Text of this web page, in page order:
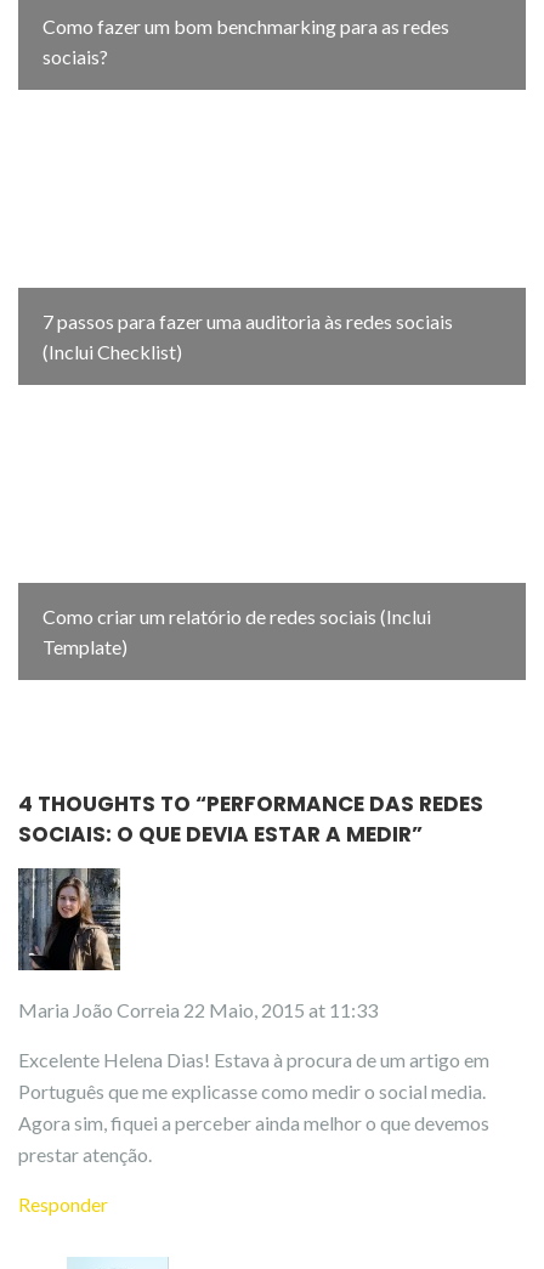
Como fazer um bom benchmarking para as redes
sociais?
7 passos para fazer uma auditoria às redes sociais
(Inclui Checklist)
Como criar um relatório de redes sociais (Inclui
Template)
4 THOUGHTS TO “PERFORMANCE DAS REDES
SOCIAIS: O QUE DEVIA ESTAR A MEDIR”
Maria João Correia 22 Maio, 2015 at 11:33
Excelente Helena Dias! Estava à procura de um artigo em
Português que me explicasse como medir o social media.
Agora sim, fiquei a perceber ainda melhor o que devemos
prestar atenção.
Responder